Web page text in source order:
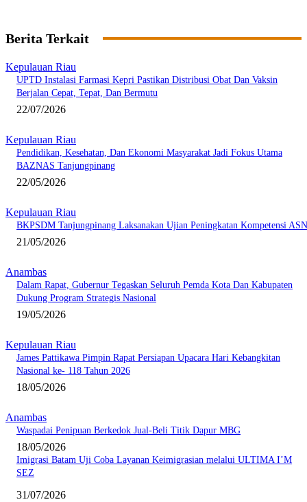
Berita Terkait
Kepulauan Riau
UPTD Instalasi Farmasi Kepri Pastikan Distribusi Obat Dan Vaksin
Berjalan Cepat, Tepat, Dan Bermutu
22/07/2026
Kepulauan Riau
Pendidikan, Kesehatan, Dan Ekonomi Masyarakat Jadi Fokus Utama
BAZNAS Tanjungpinang
22/05/2026
Kepulauan Riau
BKPSDM Tanjungpinang Laksanakan Ujian Peningkatan Kompetensi ASN
21/05/2026
Anambas
Dalam Rapat, Gubernur Tegaskan Seluruh Pemda Kota Dan Kabupaten
Dukung Program Strategis Nasional
19/05/2026
Kepulauan Riau
James Pattikawa Pimpin Rapat Persiapan Upacara Hari Kebangkitan
Nasional ke- 118 Tahun 2026
18/05/2026
Anambas
Waspadai Penipuan Berkedok Jual-Beli Titik Dapur MBG
18/05/2026
Imigrasi Batam Uji Coba Layanan Keimigrasian melalui ULTIMA I’M
SEZ
31/07/2026